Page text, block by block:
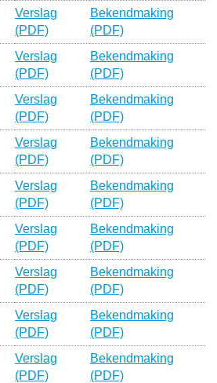
Verslag
(PDF)
Bekendmaking
(PDF)
Verslag
(PDF)
Bekendmaking
(PDF)
Verslag
(PDF)
Bekendmaking
(PDF)
Verslag
(PDF)
Bekendmaking
(PDF)
Verslag
(PDF)
Bekendmaking
(PDF)
Verslag
(PDF)
Bekendmaking
(PDF)
Verslag
(PDF)
Bekendmaking
(PDF)
Verslag
(PDF)
Bekendmaking
(PDF)
Verslag
(PDF)
Bekendmaking
(PDF)